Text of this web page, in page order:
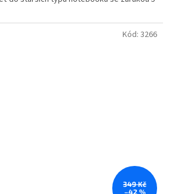
349 Kč
–42 %
Kód: 3266